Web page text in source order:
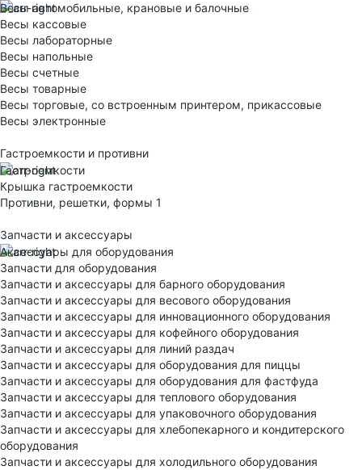
Весы автомобильные, крановые и балочные
Весы кассовые
Весы лабораторные
Весы напольные
Весы счетные
Весы товарные
Весы торговые, со встроенным принтером, прикассовые
Весы электронные
Гастроемкости и противни
Гастроемкости
Крышка гастроемкости
Противни, решетки, формы 1
Запчасти и аксессуары
Аксессуары для оборудования
Запчасти для оборудования
Запчасти и аксессуары для барного оборудования
Запчасти и аксессуары для весового оборудования
Запчасти и аксессуары для инновационного оборудования
Запчасти и аксессуары для кофейного оборудования
Запчасти и аксессуары для линий раздач
Запчасти и аксессуары для оборудования для пиццы
Запчасти и аксессуары для оборудования для фастфуда
Запчасти и аксессуары для теплового оборудования
Запчасти и аксессуары для упаковочного оборудования
Запчасти и аксессуары для хлебопекарного и кондитерского
оборудования
Запчасти и аксессуары для холодильного оборудования